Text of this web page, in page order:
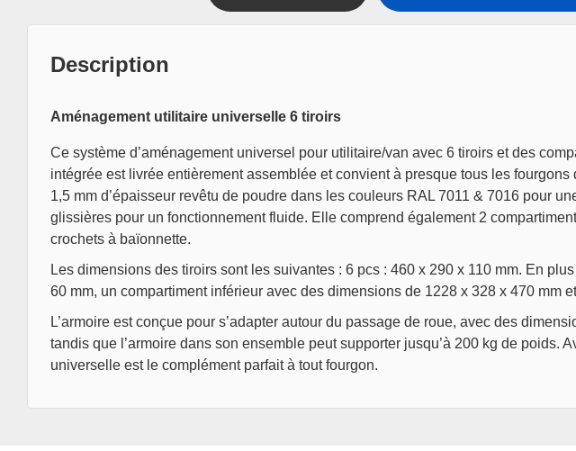
Description
Aménagement utilitaire universelle 6 tiroirs
Ce système d’aménagement universel pour utilitaire/van avec 6 tiroirs et des
intégrée est livrée entièrement assemblée et convient à presque tous les
1,5 mm d’épaisseur revêtu de poudre dans les couleurs RAL 7011 & 7016 pour
glissières pour un fonctionnement fluide. Elle comprend également 2
crochets à baïonnette.
Les dimensions des tiroirs sont les suivantes : 6 pcs : 460 x 290 x 110 mm. En
60 mm, un compartiment inférieur avec des dimensions de 1228 x 328 x 470 mm
L’armoire est conçue pour s’adapter autour du passage de roue, avec des
tandis que l’armoire dans son ensemble peut supporter jusqu’à 200 kg de
universelle est le complément parfait à tout fourgon.